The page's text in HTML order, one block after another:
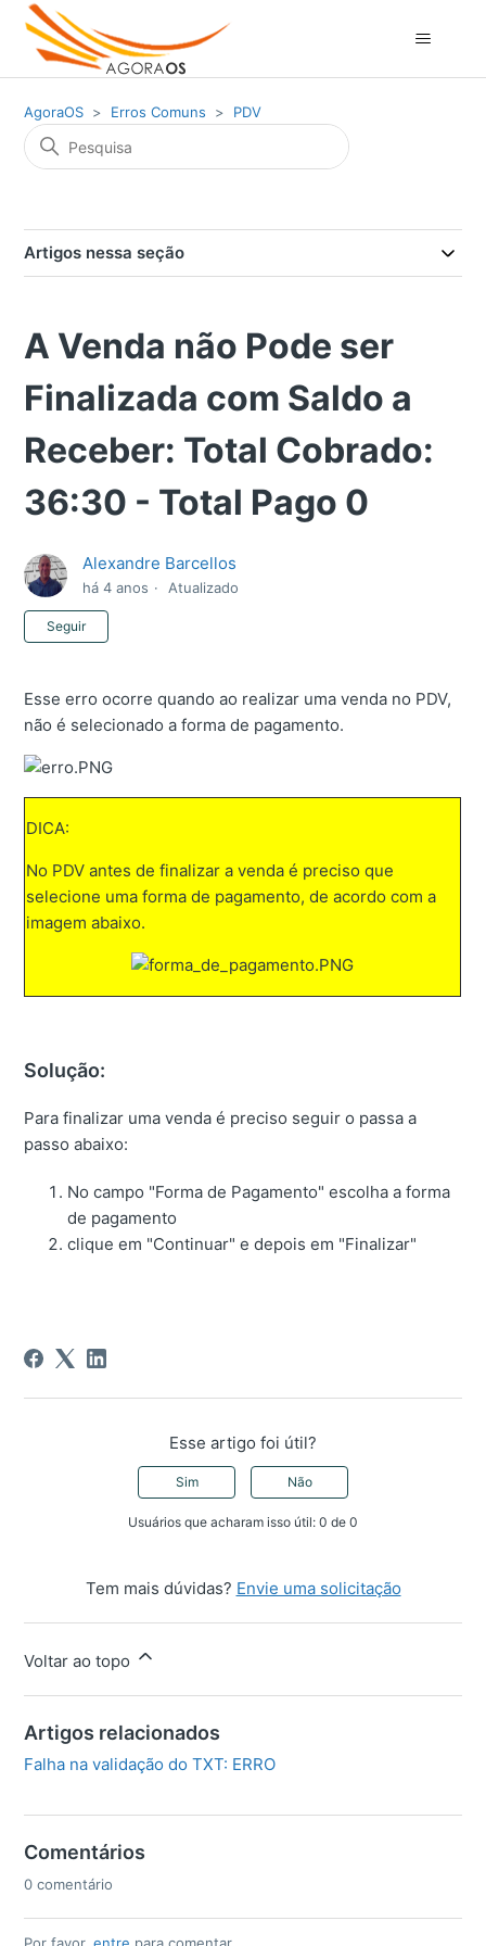
AgoraOS Erros Comuns PDV
Artigos nessa seção
A Venda não Pode ser
Finalizada com Saldo a
Receber: Total Cobrado:
36:30 - Total Pago 0
Alexandre Barcellos
há 4 anos Atualizado
Seguir
Esse erro ocorre quando ao realizar uma venda no PDV,
não é selecionado a forma de pagamento.
DICA:
No PDV antes de finalizar a venda é preciso que
selecione uma forma de pagamento, de acordo com a
imagem abaixo.
Solução:
Para finalizar uma venda é preciso seguir o passa a
passo abaixo:
No campo "Forma de Pagamento" escolha a forma
de pagamento
clique em "Continuar" e depois em "Finalizar"
Esse artigo foi útil?
Sim Não
Usuários que acharam isso útil: 0 de 0
Tem mais dúvidas? Envie uma solicitação
Voltar ao topo
Artigos relacionados
Falha na validação do TXT: ERRO
Comentários
0 comentário